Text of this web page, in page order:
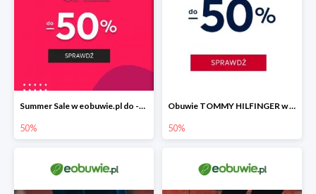
Summer Sale w eobuwie.pl do -50%
50%
Obuwie TOMMY HILFINGER w eobuwie.pl -50%
50%